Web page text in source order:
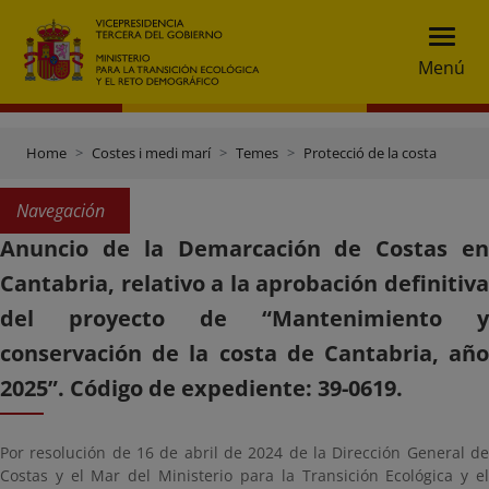
Menú
Home Costes i medi marí Temes Protecció de la costa
Navegación
Anuncio de la Demarcación de Costas en
Cantabria, relativo a la aprobación definitiva
del proyecto de “Mantenimiento y
conservación de la costa de Cantabria, año
2025”. Código de expediente: 39-0619.
Por resolución de 16 de abril de 2024 de la Dirección General de
Costas y el Mar del Ministerio para la Transición Ecológica y el